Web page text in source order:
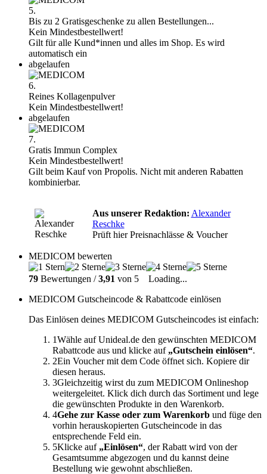
5.
Bis zu 2 Gratisgeschenke zu allen Bestellungen...
Kein Mindestbestellwert!
Gilt für alle Kund*innen und alles im Shop. Es wird
automatisch ein
abgelaufen
6.
Reines Kollagenpulver
Kein Mindestbestellwert!
abgelaufen
7.
Gratis Immun Complex
Kein Mindestbestellwert!
Gilt beim Kauf von Propolis. Nicht mit anderen Rabatten
kombinierbar.
Aus unserer Redaktion: Alexander
Reschke
Prüft hier Preisnachlässe & Voucher
MEDICOM bewerten
79 Bewertungen /3,91 von 5
Loading...
MEDICOM Gutscheincode & Rabattcode einlösen
Das Einlösen deines MEDICOM Gutscheincodes ist einfach:
1Wähle auf Unideal.de den gewünschten MEDICOM
Rabattcode aus und klicke auf „Gutschein einlösen“.
2Ein Voucher mit dem Code öffnet sich. Kopiere dir
diesen heraus.
3Gleichzeitig wirst du zum MEDICOM Onlineshop
weitergeleitet. Klick dich durch das Sortiment und lege
die gewünschten Produkte in den Warenkorb.
4Gehe zur Kasse oder zum Warenkorb und füge den
vorhin herauskopierten Gutscheincode in das
entsprechende Feld ein.
5Klicke auf „Einlösen“, der Rabatt wird von der
Gesamtsumme abgezogen und du kannst deine
Bestellung wie gewohnt abschließen.